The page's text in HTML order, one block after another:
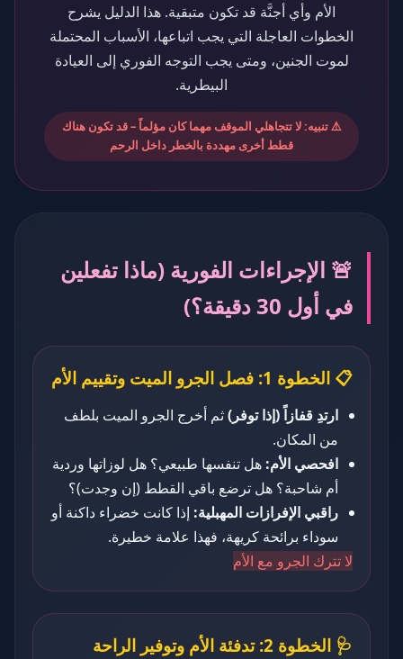
الأم وأي أجنَّة قد تكون متبقية. هذا الدليل يشرح
الخطوات العاجلة التي يجب اتباعها، الأسباب المحتملة
لموت الجنين، ومتى يجب التوجه الفوري إلى العيادة
البيطرية.
⚠️ تنبيه: لا تتجاهلي الموقف مهما كان مؤلماً – قد تكون هناك
قطط أخرى مهددة بالخطر داخل الرحم
🚨 الإجراءات الفورية (ماذا تفعلين
في أول 30 دقيقة؟)
📋 الخطوة 1: فصل الجرو الميت وتقييم الأم
ارتدِ قفازاً (إذا توفر)ثم أخرج الجرو الميت بلطف
من المكان.
افحصي الأم: هل تنفسها طبيعي؟ هل لوزاتها وردية
أم شاحبة؟ هل ترضع باقي القطط (إن وجدت)؟
راقبي الإفرازات المهبلية: إذا كانت خضراء داكنة أو
سوداء برائحة كريهة، فهذا علامة خطيرة.
لا تترك الجرو مع الأم
🩺 الخطوة 2: تدفئة الأم وتوفير الراحة